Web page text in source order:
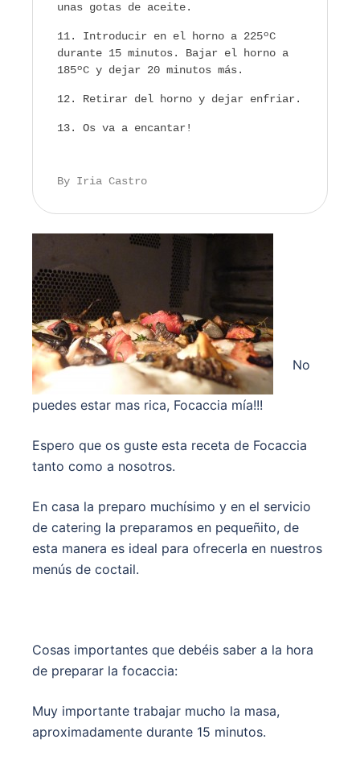
unas gotas de aceite.
Introducir en el horno a 225ºC
durante 15 minutos. Bajar el horno a
185ºC y dejar 20 minutos más.
Retirar del horno y dejar enfriar.
Os va a encantar!
By Iria Castro
No
puedes estar mas rica, Focaccia mía!!!
Espero que os guste esta receta de Focaccia
tanto como a nosotros.
En casa la preparo muchísimo y en el servicio
de catering la preparamos en pequeñito, de
esta manera es ideal para ofrecerla en nuestros
menús de coctail.
Cosas importantes que debéis saber a la hora
de preparar la focaccia:
Muy importante trabajar mucho la masa,
aproximadamente durante 15 minutos.